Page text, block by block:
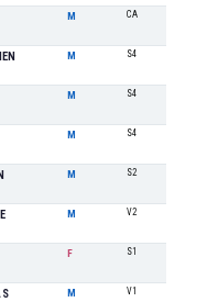
M CA
M S4
M S4
M S4
M S2
M V2
F S1
M V1